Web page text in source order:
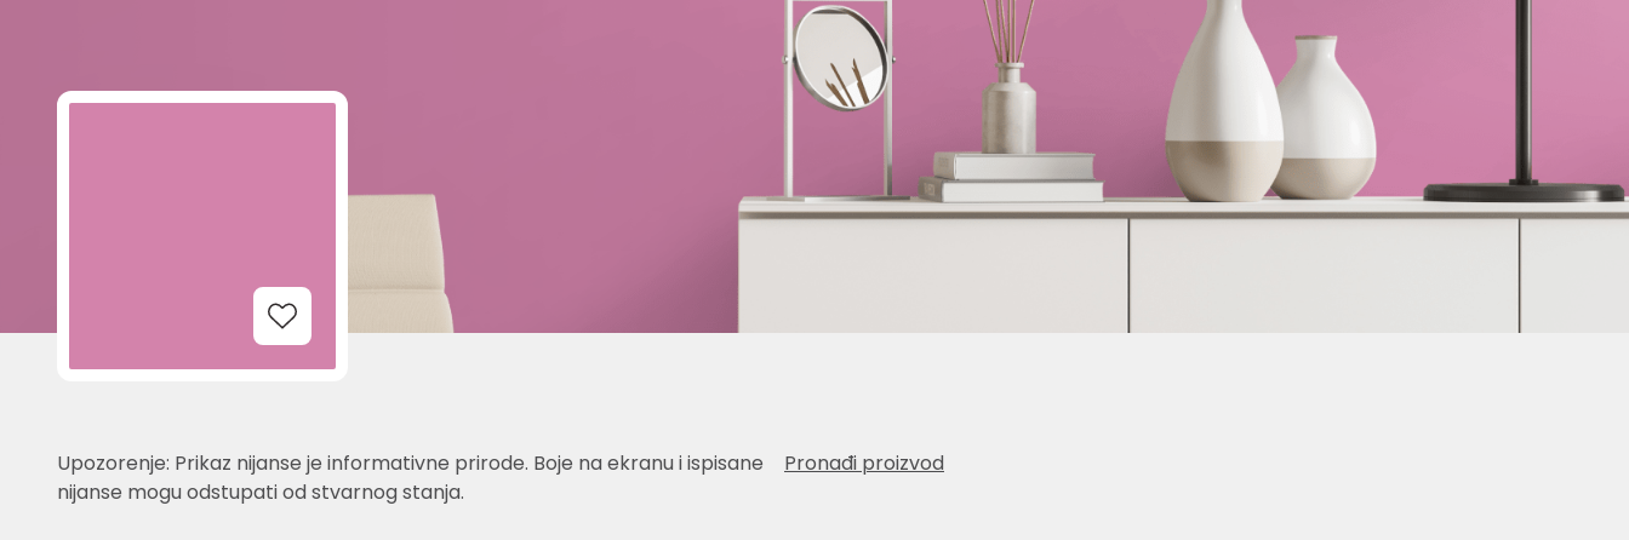
Add to Wishlist
Upozorenje: Prikaz nijanse je informativne prirode. Boje na ekranu i ispisane
nijanse mogu odstupati od stvarnog stanja.
Pronađi proizvod